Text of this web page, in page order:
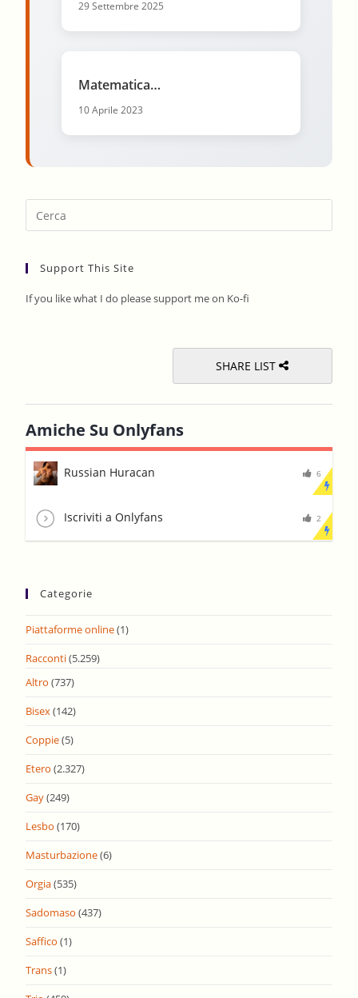
29 Settembre 2025
Matematica…
10 Aprile 2023
Support This Site
If you like what I do please support me on Ko-fi
SHARE LIST
Amiche Su Onlyfans
Russian Huracan 6
Iscriviti a Onlyfans 2
Categorie
Piattaforme online(1)
Racconti(5.259)
Altro (737)
Bisex(142)
Coppie(5)
Etero (2.327)
Gay(249)
Lesbo (170)
Masturbazione(6)
Orgia(535)
Sadomaso (437)
Saffico (1)
Trans(1)